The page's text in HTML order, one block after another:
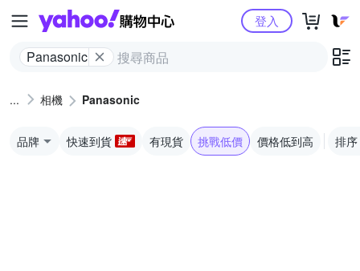
Yahoo購物中心
Panasonic
登入
相機 Panasonic
品牌 快速到貨 有現貨 挑戰低價 價格低到高 排序